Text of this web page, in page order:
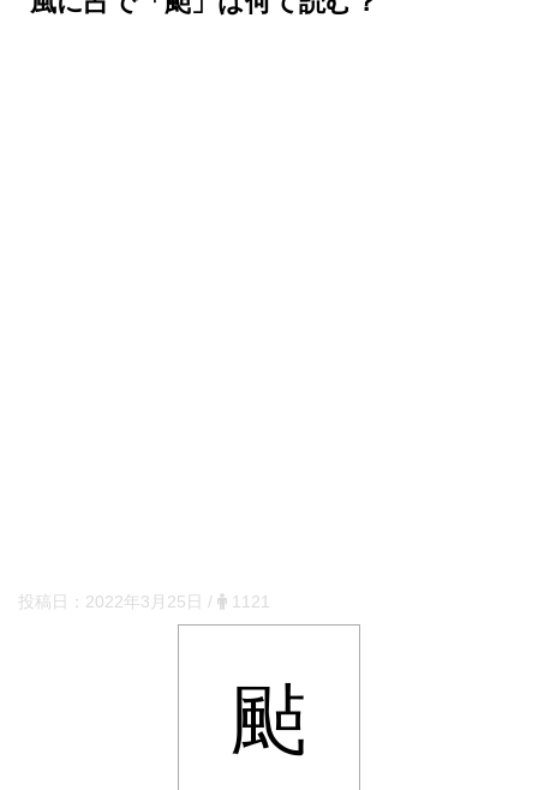
投稿日： 2022年3月25日 / 1121
颭